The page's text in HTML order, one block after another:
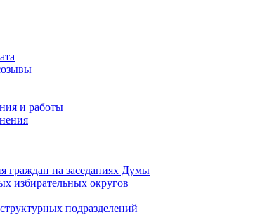
и работы
граждан на заседаниях Думы
избирательных округов
подразделений